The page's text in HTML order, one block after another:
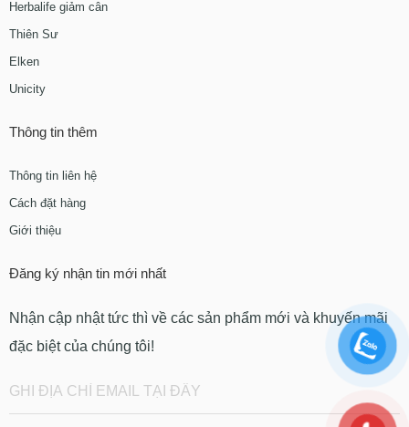
Herbalife giảm cân
Thiên Sư
Elken
Unicity
Thông tin thêm
Thông tin liên hệ
Cách đặt hàng
Giới thiệu
Đăng ký nhận tin mới nhất
Nhận cập nhật tức thì về các sản phẩm mới và khuyến mãi
đặc biệt của chúng tôi!